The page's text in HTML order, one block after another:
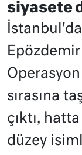
siyasete
Epözdemir
sırasına
çıktı,
düzey